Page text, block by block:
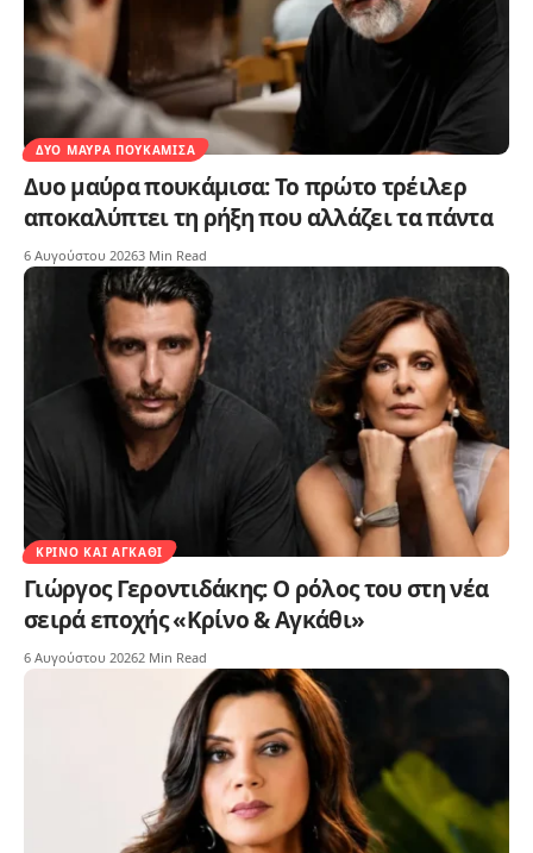
ΔΥΟ ΜΑΎΡΑ ΠΟΥΚΆΜΙΣΑ
Δυο μαύρα πουκάμισα: Το πρώτο τρέιλερ
αποκαλύπτει τη ρήξη που αλλάζει τα πάντα
6 Αυγούστου 20263 Min Read
ΚΡΊΝΟ ΚΑΙ ΑΓΚΆΘΙ
Γιώργος Γεροντιδάκης: Ο ρόλος του στη νέα
σειρά εποχής «Κρίνο & Αγκάθι»
6 Αυγούστου 20262 Min Read